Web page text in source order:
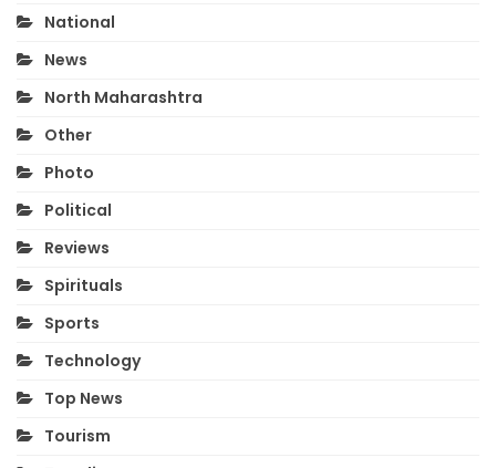
National
News
North Maharashtra
Other
Photo
Political
Reviews
Spirituals
Sports
Technology
Top News
Tourism